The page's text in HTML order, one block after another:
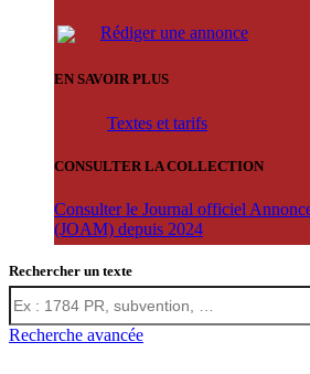
Rédiger une annonce
EN SAVOIR PLUS
Textes et tarifs
CONSULTER LA COLLECTION
Consulter le Journal officiel
(JOAM) depuis 2024
Rechercher un texte
Recherche avancée